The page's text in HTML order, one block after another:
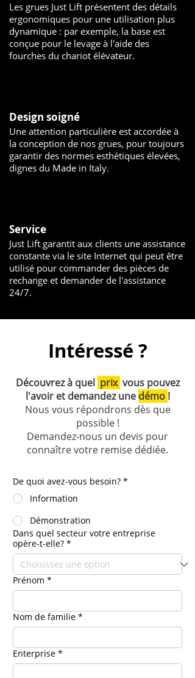
Les grues Just Lift présentent des détails
ergonomiques pour une utilisation plus
dynamique : par exemple, la base est
conçue pour le levage à l'aide des
fourches du chariot élévateur.
Design soigné
Une attention particulière est accordée à
la conception de nos grues, pour toujours
garantir des normes esthétiques élevées,
dignes du Made in Italy.
Service
Just Lift garantit aux clients une assistance
constante via le site Internet qui peut être
utilisé pour commander des pièces de
rechange et demander de l'assistance
24/7.
Intéressé ?
Découvrez à quel prix vous pouvez
l'avoir et demandez une démo !
Nous vous répondrons dès que
possible !
Demandez-nous un devis pour
connaître votre remise dédiée.
De quoi avez-vous besoin? *
Information
Démonstration
Dans quel secteur votre entreprise
opère-t-elle? *
Prénom *
Nom de familie *
Enterprise *